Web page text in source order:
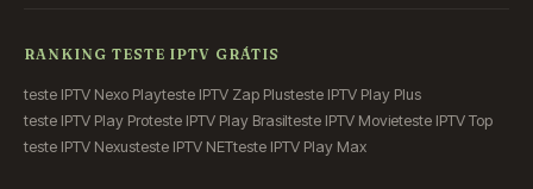
RANKING TESTE IPTV GRÁTIS
teste IPTV Nexo Playteste IPTV Zap Plusteste IPTV Play Plus
teste IPTV Play Proteste IPTV Play Brasilteste IPTV Movieteste IPTV Top
teste IPTV Nexusteste IPTV NETteste IPTV Play Max